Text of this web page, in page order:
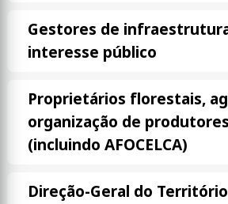
Gestores de
interesse público
Proprietários florestais,
organização de
(incluindo AFOCELCA)
Direção-Geral do